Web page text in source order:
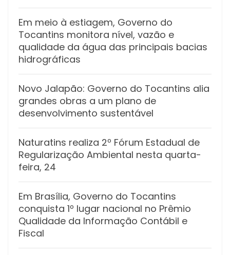
Em meio à estiagem, Governo do
Tocantins monitora nível, vazão e
qualidade da água das principais bacias
hidrográficas
Novo Jalapão: Governo do Tocantins alia
grandes obras a um plano de
desenvolvimento sustentável
Naturatins realiza 2º Fórum Estadual de
Regularização Ambiental nesta quarta-
feira, 24
Em Brasília, Governo do Tocantins
conquista 1º lugar nacional no Prêmio
Qualidade da Informação Contábil e
Fiscal